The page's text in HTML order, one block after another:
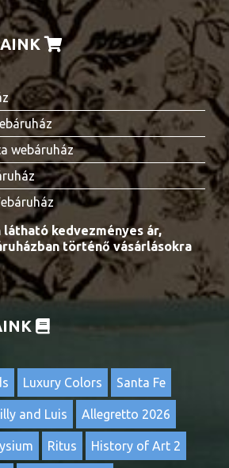
webáruház
látható kedvezményes ár,
történő vásárlásokra
Luxury Colors Santa Fe
and Luis Allegretto 2026
Ritus History of Art 2